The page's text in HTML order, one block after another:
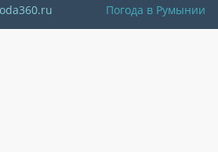
Погода в Румынии